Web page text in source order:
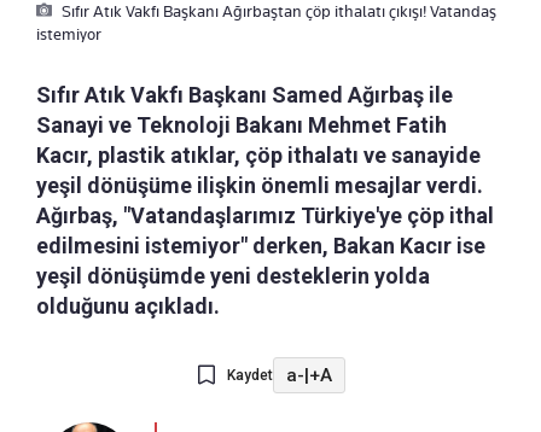
Sıfır Atık Vakfı Başkanı Ağırbaştan çöp ithalatı çıkışı! Vatandaş
istemiyor
Sıfır Atık Vakfı Başkanı Samed Ağırbaş ile
Sanayi ve Teknoloji Bakanı Mehmet Fatih
Kacır, plastik atıklar, çöp ithalatı ve sanayide
yeşil dönüşüme ilişkin önemli mesajlar verdi.
Ağırbaş, "Vatandaşlarımız Türkiye'ye çöp ithal
edilmesini istemiyor" derken, Bakan Kacır ise
yeşil dönüşümde yeni desteklerin yolda
olduğunu açıkladı.
Kaydet a-|+A